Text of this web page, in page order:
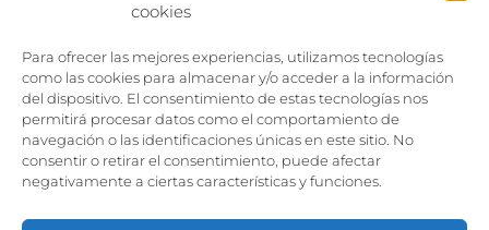
cookies
Para ofrecer las mejores experiencias, utilizamos tecnologías
como las cookies para almacenar y/o acceder a la información
del dispositivo. El consentimiento de estas tecnologías nos
permitirá procesar datos como el comportamiento de
navegación o las identificaciones únicas en este sitio. No
consentir o retirar el consentimiento, puede afectar
negativamente a ciertas características y funciones.
Capturar y compartir
Vía larga